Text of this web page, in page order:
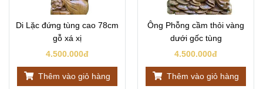
Di Lặc đứng tùng cao 78cm
gỗ xá xị
4.500.000đ
Thêm vào giỏ hàng
Ông Phỗng cầm thỏi vàng
dưới gốc tùng
4.500.000đ
Thêm vào giỏ hàng